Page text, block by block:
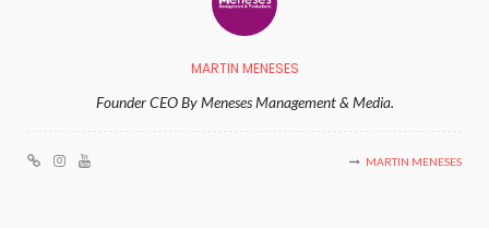
MARTIN MENESES
Founder CEO By Meneses Management & Media.
MARTIN MENESES